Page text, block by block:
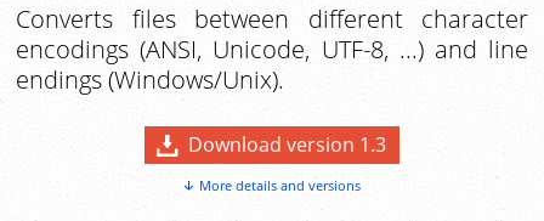
Converts files between different character
encodings (ANSI, Unicode, UTF-8, ...) and line
endings (Windows/Unix).
Download version 1.3
More details and versions